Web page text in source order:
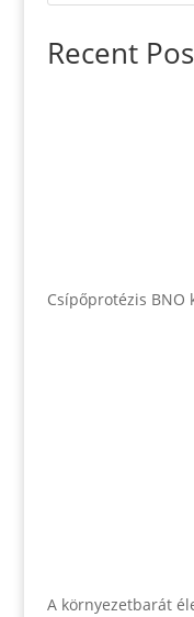
Recent
Csípőprotézis
A környezetbarát